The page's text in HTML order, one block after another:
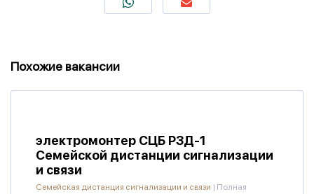
Похожие вакансии
электромонтер СЦБ РЗД-1
Семейской дистанции сигнализации
и связи
Семейская дистанция сигнализации и связи | Полная